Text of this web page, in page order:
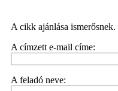
A cikk ajánlása ismerősnek.
A címzett e-mail címe:
A feladó neve: